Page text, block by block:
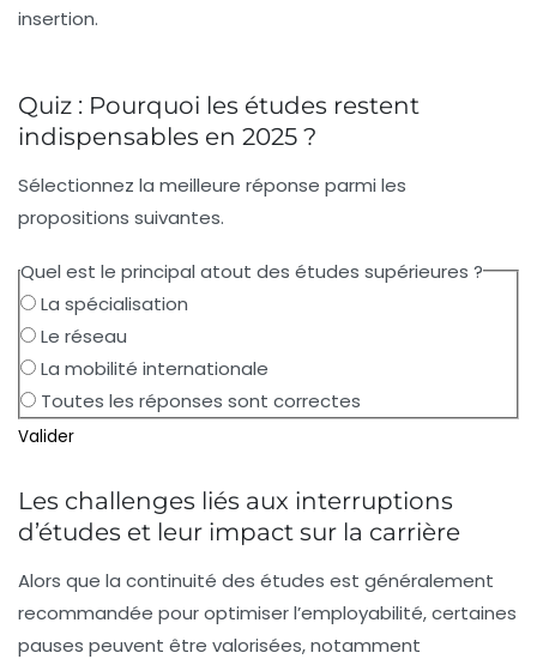
insertion.
Quiz : Pourquoi les études restent
indispensables en 2025 ?
Sélectionnez la meilleure réponse parmi les
propositions suivantes.
Quel est le principal atout des études supérieures ?
La spécialisation
Le réseau
La mobilité internationale
Toutes les réponses sont correctes
Valider
Les challenges liés aux interruptions
d’études et leur impact sur la carrière
Alors que la continuité des études est généralement
recommandée pour optimiser l’employabilité, certaines
pauses peuvent être valorisées, notamment